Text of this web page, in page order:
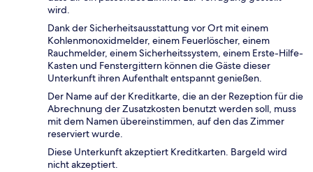
wird.
Dank der Sicherheitsausstattung vor Ort mit einem
Kohlenmonoxidmelder, einem Feuerlöscher, einem
Rauchmelder, einem Sicherheitssystem, einem Erste-Hilfe-
Kasten und Fenstergittern können die Gäste dieser
Unterkunft ihren Aufenthalt entspannt genießen.
Der Name auf der Kreditkarte, die an der Rezeption für die
Abrechnung der Zusatzkosten benutzt werden soll, muss
mit dem Namen übereinstimmen, auf den das Zimmer
reserviert wurde.
Diese Unterkunft akzeptiert Kreditkarten. Bargeld wird
nicht akzeptiert.